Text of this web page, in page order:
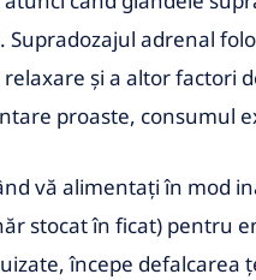
Supradozajul adrenal
și a altor factori
proaste, consumul
vă alimentați în mod
stocat în ficat) pentru
începe